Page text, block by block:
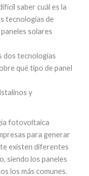
saber cuál es la
tecnologías de
solares
dos tecnologías
qué tipo de panel
y
fotovoltaica
para generar
existen diferentes
siendo los paneles
los más comunes.